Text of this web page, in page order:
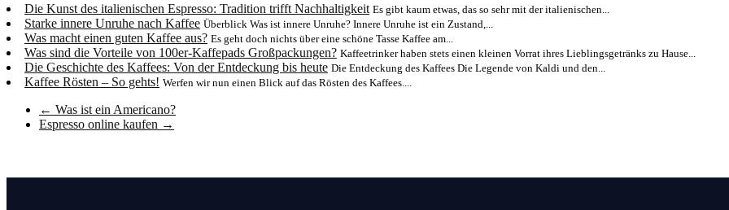
Die Kunst des italienischen Espresso: Tradition trifft Nachhaltigkeit Es gibt kaum etwas, das so sehr mit der italienischen...
Starke innere Unruhe nach Kaffee Überblick Was ist innere Unruhe? Innere Unruhe ist ein Zustand,...
Was macht einen guten Kaffee aus? Es geht doch nichts über eine schöne Tasse Kaffee am...
Was sind die Vorteile von 100er-Kaffepads Großpackungen? Kaffeetrinker haben stets einen kleinen Vorrat ihres Lieblingsgetränks zu Hause...
Die Geschichte des Kaffees: Von der Entdeckung bis heute Die Entdeckung des Kaffees Die Legende von Kaldi und den...
Kaffee Rösten – So gehts! Werfen wir nun einen Blick auf das Rösten des Kaffees....
← Was ist ein Americano?
Espresso online kaufen →